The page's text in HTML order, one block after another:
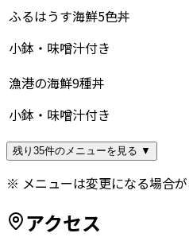
ふるはうす海鮮5色丼
小鉢・味噌汁付き
漁港の海鮮9種丼
小鉢・味噌汁付き
残り35件のメニューを見る ▼
※ メニューは変更になる場合が
アクセス